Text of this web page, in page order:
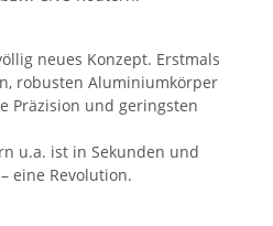
neues Konzept. Erstmals
robusten Aluminiumkörper
Präzision und geringsten
u.a. ist in Sekunden und
eine Revolution.